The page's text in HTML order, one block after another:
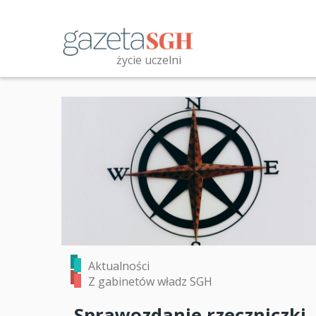
życie uczelni
Przeszukaj witrynę
Aktualności
Z gabinetów władz SGH